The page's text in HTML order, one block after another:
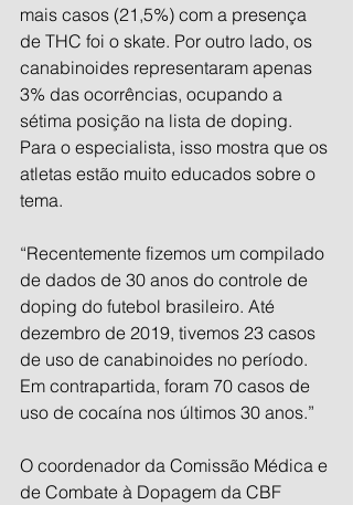
mais casos (21,5%) com a presença
de THC foi o skate. Por outro lado, os
canabinoides representaram apenas
3% das ocorrências, ocupando a
sétima posição na lista de doping.
Para o especialista, isso mostra que os
atletas estão muito educados sobre o
tema.
“Recentemente fizemos um compilado
de dados de 30 anos do controle de
doping do futebol brasileiro. Até
dezembro de 2019, tivemos 23 casos
de uso de canabinoides no período.
Em contrapartida, foram 70 casos de
uso de cocaína nos últimos 30 anos.”
O coordenador da Comissão Médica e
de Combate à Dopagem da CBF